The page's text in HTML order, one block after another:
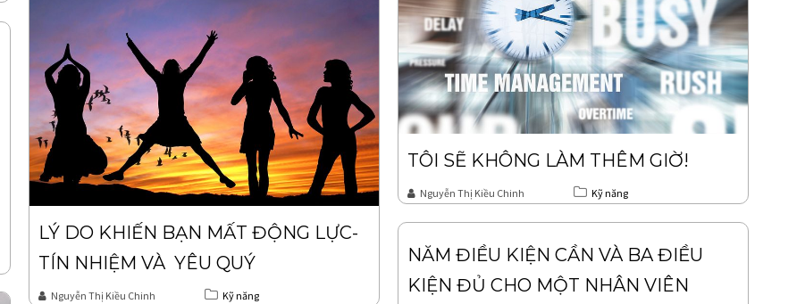
TÔI SẼ KHÔNG LÀM THÊM GIỜ!
Nguyễn Thị Kiều Chinh Kỹ năng
LÝ DO KHIẾN BẠN MẤT ĐỘNG LỰC-
TÍN NHIỆM VÀ YÊU QUÝ
Nguyễn Thị Kiều Chinh Kỹ năng
NĂM ĐIỀU KIỆN CẦN VÀ BA ĐIỀU
KIỆN ĐỦ CHO MỘT NHÂN VIÊN